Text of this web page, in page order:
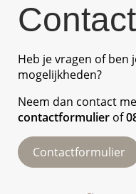
Contact
Heb je vragen of ben
mogelijkheden?
Neem dan contact
contactformulier of
Contactformulier